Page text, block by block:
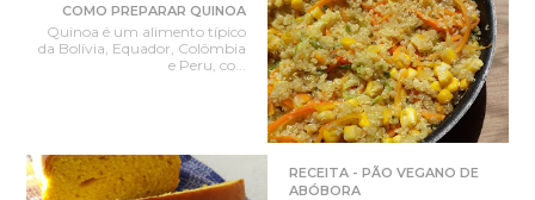
COMO PREPARAR QUINOA
Quinoa é um alimento típico
da Bolívia, Equador, Colômbia
e Peru, co...
RECEITA - PÃO VEGANO DE
ABÓBORA